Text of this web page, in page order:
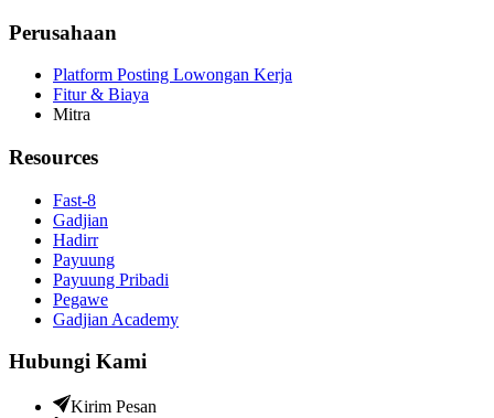
Perusahaan
Platform Posting Lowongan Kerja
Fitur & Biaya
Mitra
Resources
Fast-8
Gadjian
Hadirr
Payuung
Payuung Pribadi
Pegawe
Gadjian Academy
Hubungi Kami
Kirim Pesan